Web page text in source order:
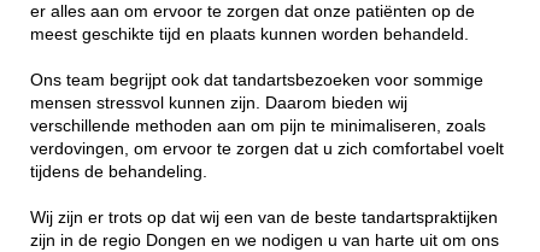
er alles aan om ervoor te zorgen dat onze patiënten op de
meest geschikte tijd en plaats kunnen worden behandeld.
Ons team begrijpt ook dat tandartsbezoeken voor sommige
mensen stressvol kunnen zijn. Daarom bieden wij
verschillende methoden aan om pijn te minimaliseren, zoals
verdovingen, om ervoor te zorgen dat u zich comfortabel voelt
tijdens de behandeling.
Wij zijn er trots op dat wij een van de beste tandartspraktijken
zijn in de regio Dongen en we nodigen u van harte uit om ons